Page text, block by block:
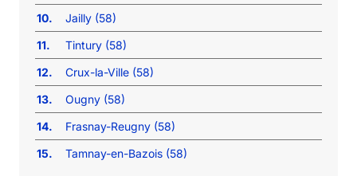
10.
Jailly (58)
11.
Tintury (58)
12.
Crux-la-Ville (58)
13.
Ougny (58)
14.
Frasnay-Reugny (58)
15.
Tamnay-en-Bazois (58)